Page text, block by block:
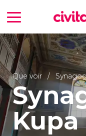
Que voir
Kupa